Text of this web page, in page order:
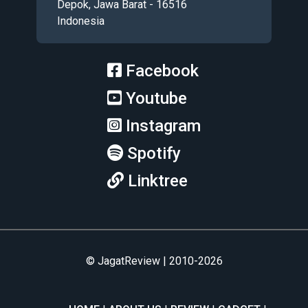
Depok, Jawa Barat - 16516
Indonesia
Facebook
Youtube
Instagram
Spotify
Linktree
© JagatReview | 2010-2026